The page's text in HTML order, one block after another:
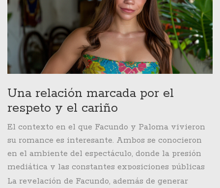
ambos abordaron su ruptura.
Una relación marcada por el
respeto y el cariño
El contexto en el que Facundo y Paloma vivieron
su romance es interesante. Ambos se conocieron
en el ambiente del espectáculo, donde la presión
mediática y las constantes exposiciones públicas
pueden poner a prueba cualquier relación. Sin
La revelación de Facundo, además de generar